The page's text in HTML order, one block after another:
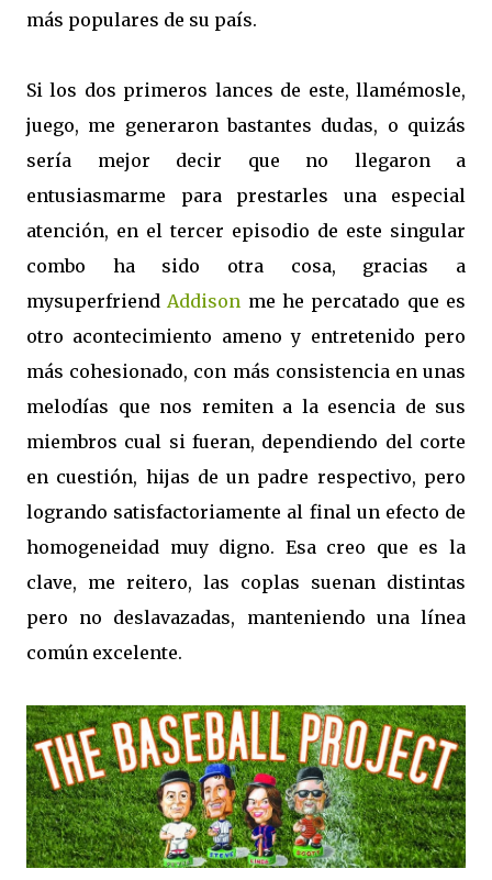
más populares de su país.
Si los dos primeros lances de este, llamémosle,
juego, me generaron bastantes dudas, o quizás
sería mejor decir que no llegaron a
entusiasmarme para prestarles una especial
atención, en el tercer episodio de este singular
combo ha sido otra cosa, gracias a
mysuperfriendAddison me he percatado que es
otro acontecimiento ameno y entretenido pero
más cohesionado, con más consistencia en unas
melodías que nos remiten a la esencia de sus
miembros cual si fueran, dependiendo del corte
en cuestión, hijas de un padre respectivo, pero
logrando satisfactoriamente al final un efecto de
homogeneidad muy digno. Esa creo que es la
clave, me reitero, las coplas suenan distintas
pero no deslavazadas, manteniendo una línea
común excelente.